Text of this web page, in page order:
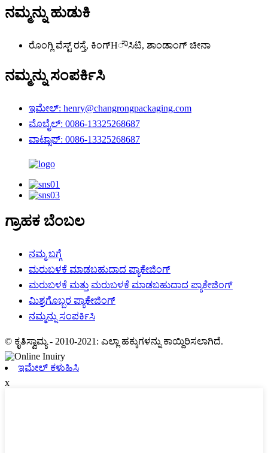
ನಮ್ಮನ್ನು ಹುಡುಕಿ
ರೊಂಗ್ಲಿ ವೆಸ್ಟ್ ರಸ್ತೆ, ಕಿಂಗ್‌Hೌಸಿಟಿ, ಶಾಂಡಾಂಗ್ ಚೀನಾ
ನಮ್ಮನ್ನು ಸಂಪರ್ಕಿಸಿ
ಇಮೇಲ್: henry@changrongpackaging.com
ಮೊಬೈಲ್: 0086-13325268687
ವಾಟ್ಸಾಪ್: 0086-13325268687
ಗ್ರಾಹಕ ಬೆಂಬಲ
ನಮ್ಮ ಬಗ್ಗೆ
ಮರುಬಳಕೆ ಮಾಡಬಹುದಾದ ಪ್ಯಾಕೇಜಿಂಗ್
ಮರುಬಳಕೆ ಮತ್ತು ಮರುಬಳಕೆ ಮಾಡಬಹುದಾದ ಪ್ಯಾಕೇಜಿಂಗ್
ಮಿಶ್ರಗೊಬ್ಬರ ಪ್ಯಾಕೇಜಿಂಗ್
ನಮ್ಮನ್ನು ಸಂಪರ್ಕಿಸಿ
© ಕೃತಿಸ್ವಾಮ್ಯ - 2010-2021: ಎಲ್ಲಾ ಹಕ್ಕುಗಳನ್ನು ಕಾಯ್ದಿರಿಸಲಾಗಿದೆ.
ಇಮೇಲ್ ಕಳುಹಿಸಿ
x